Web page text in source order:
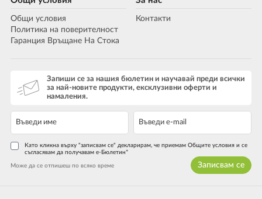
Общи условия
Политика на поверителност
Гаранция Връщане На Стока
Контакти
Запиши се за нашия бюлетин и научавай преди всички
за най-новите продукти, ексклузивни оферти и
намаления.
Като кликна върху "записвам се" декларирам, че приемам Общите условия и се
съгласявам да получавам е-Бюлетин*
Може да се отпишеш по всяко време Записвам се